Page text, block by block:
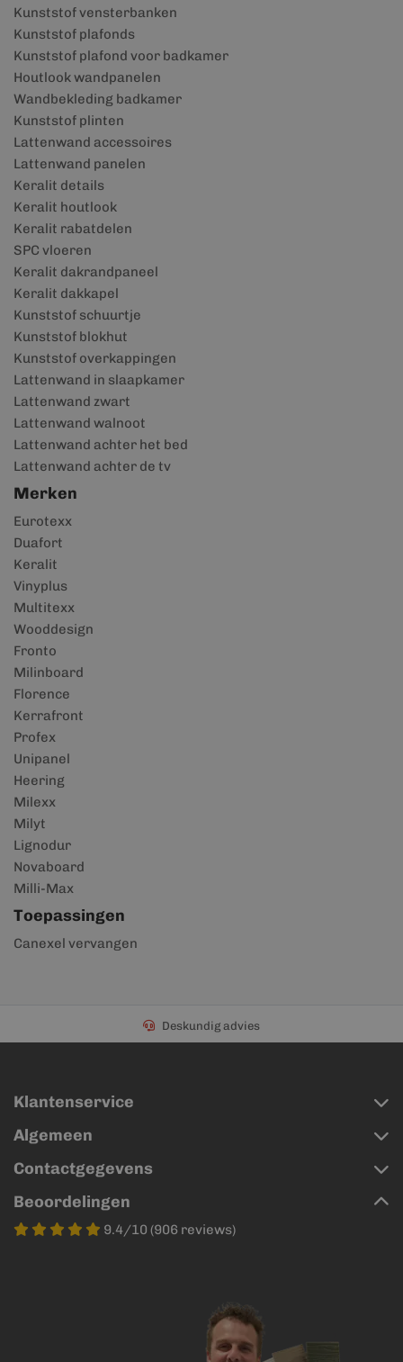
Kunststof vensterbanken
Kunststof plafonds
Kunststof plafond voor badkamer
Houtlook wandpanelen
Wandbekleding badkamer
Kunststof plinten
Lattenwand accessoires
Lattenwand panelen
Keralit details
Keralit houtlook
Keralit rabatdelen
SPC vloeren
Keralit dakrandpaneel
Keralit dakkapel
Kunststof schuurtje
Kunststof blokhut
Kunststof overkappingen
Lattenwand in slaapkamer
Lattenwand zwart
Lattenwand walnoot
Lattenwand achter het bed
Lattenwand achter de tv
Merken
Eurotexx
Duafort
Keralit
Vinyplus
Multitexx
Wooddesign
Fronto
Milinboard
Florence
Kerrafront
Profex
Unipanel
Heering
Milexx
Milyt
Lignodur
Novaboard
Milli-Max
Toepassingen
Canexel vervangen
Deskundig advies
Klantenservice
Algemeen
Contactgegevens
Beoordelingen
9.4/10 (906 reviews)